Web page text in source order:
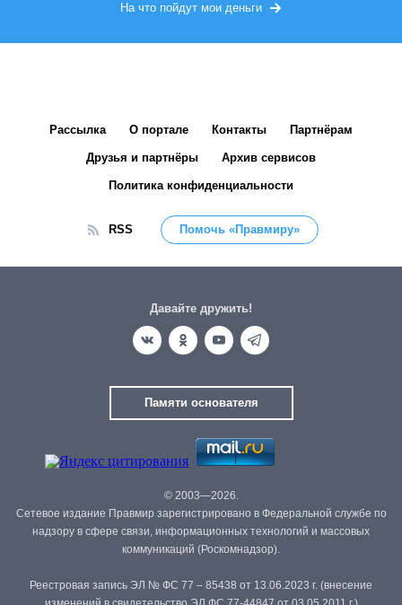
На что пойдут мои деньги
Рассылка О портале Контакты Партнёрам
Друзья и партнёры Архив сервисов
Политика конфиденциальности
RSS Помочь «Правмиру»
Давайте дружить!
Памяти основателя
© 2003—2026.
Сетевое издание Правмир зарегистрировано в Федеральной службе по
надзору в сфере связи, информационных технологий и массовых
коммуникаций (Роскомнадзор).
Реестровая запись ЭЛ № ФС 77 – 85438 от 13.06.2023 г. (внесение